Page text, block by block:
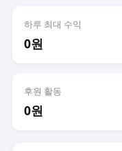
하루 최대 수익
0원
후원 활동
0원